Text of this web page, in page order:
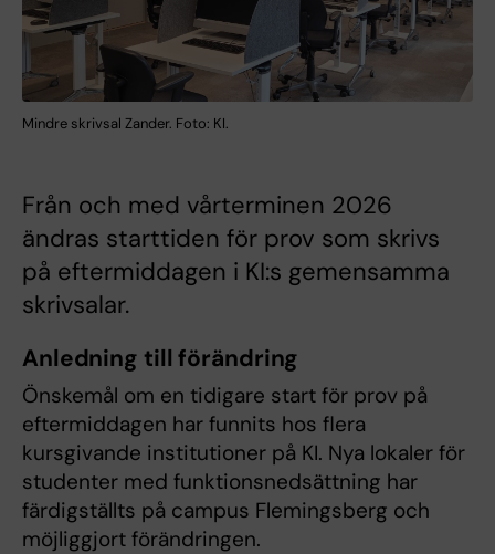
Mindre skrivsal Zander. Foto: KI.
Från och med vårterminen 2026
ändras starttiden för prov som skrivs
på eftermiddagen i KI:s gemensamma
skrivsalar.
Anledning till förändring
Önskemål om en tidigare start för prov på
eftermiddagen har funnits hos flera
kursgivande institutioner på KI. Nya lokaler för
studenter med funktionsnedsättning har
färdigställts på campus Flemingsberg och
möjliggjort förändringen.